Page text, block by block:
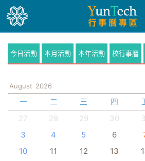
今日活動 本月活動 本年活動 校行事曆
August 2026
一 二 三 四
27
28 29 30
3
4 5 6
10
11 12 13